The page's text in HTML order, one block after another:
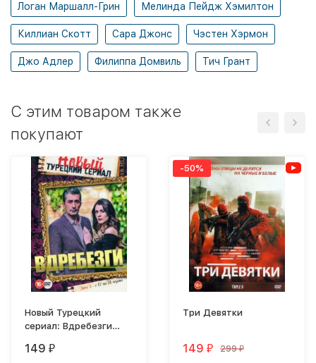
Логан Маршалл-Грин Мелинда Пейдж Хэмилтон
Киллиан Скотт Сара Джонс Чэстен Хэрмон
Джо Адлер Филиппа Домвиль Тич Грант
C этим товаром также
покупают
Новый Турецкий
cериал: Вдребезги
149 ₽
-50%
Три Девятки
149 ₽ 299₽